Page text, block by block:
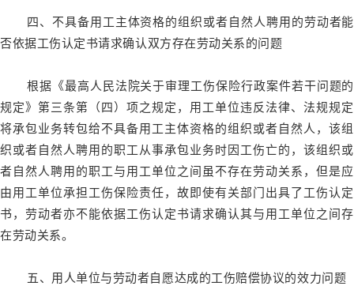
四、不具备用工主体资格的组织或者自然人聘用的劳动者能
否依据工伤认定书请求确认双方存在劳动关系的问题
根据《最高人民法院关于审理工伤保险行政案件若干问题的
规定》第三条第（四）项之规定，用工单位违反法律、法规规定
将承包业务转包给不具备用工主体资格的组织或者自然人，该组
织或者自然人聘用的职工从事承包业务时因工伤亡的，该组织或
者自然人聘用的职工与用工单位之间虽不存在劳动关系，但是应
由用工单位承担工伤保险责任，故即使有关部门出具了工伤认定
书，劳动者亦不能依据工伤认定书请求确认其与用工单位之间存
在劳动关系。
五、用人单位与劳动者自愿达成的工伤赔偿协议的效力问题